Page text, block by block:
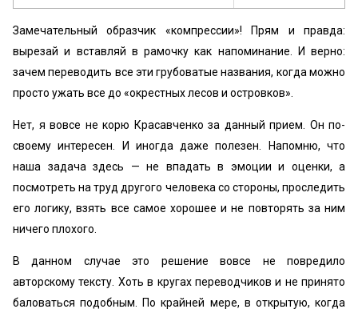
Замечательный образчик «компрессии»! Прям и правда:
вырезай и вставляй в рамочку как напоминание. И верно:
зачем переводить все эти грубоватые названия, когда можно
просто ужать все до «окрестных лесов и островков».
Нет, я вовсе не корю Красавченко за данный прием. Он по-
своему интересен. И иногда даже полезен. Напомню, что
наша задача здесь — не впадать в эмоции и оценки, а
посмотреть на труд другого человека со стороны, проследить
его логику, взять все самое хорошее и не повторять за ним
ничего плохого.
В данном случае это решение вовсе не повредило
авторскому тексту. Хоть в кругах переводчиков и не принято
баловаться подобным. По крайней мере, в открытую, когда